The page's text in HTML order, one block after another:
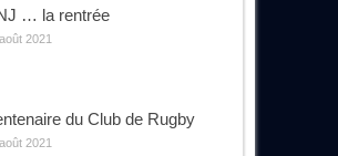
… la rentrée
2021
du Club de Rugby
2021